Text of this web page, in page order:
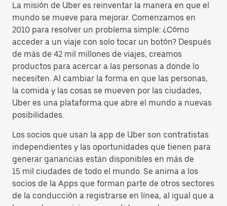
La misión de Uber es reinventar la manera en que el
mundo se mueve para mejorar. Comenzamos en
2010 para resolver un problema simple: ¿Cómo
acceder a un viaje con solo tocar un botón? Después
de más de 42 mil millones de viajes, creamos
productos para acercar a las personas a donde lo
necesiten. Al cambiar la forma en que las personas,
la comida y las cosas se mueven por las ciudades,
Uber es una plataforma que abre el mundo a nuevas
posibilidades.
Los socios que usan la app de Uber son contratistas
independientes y las oportunidades que tienen para
generar ganancias están disponibles en más de
15 mil ciudades de todo el mundo. Se anima a los
socios de la Apps que forman parte de otros sectores
de la conducción a registrarse en línea, al igual que a